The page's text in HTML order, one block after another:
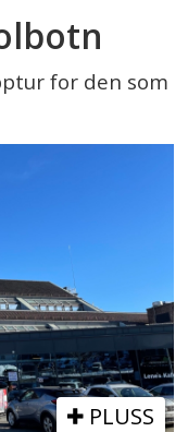
for den som
PLUSS